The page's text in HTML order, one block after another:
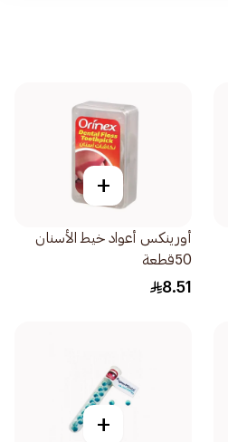
+
أورينكس أعواد خيط الأسنان
50قطعة
8.51
+